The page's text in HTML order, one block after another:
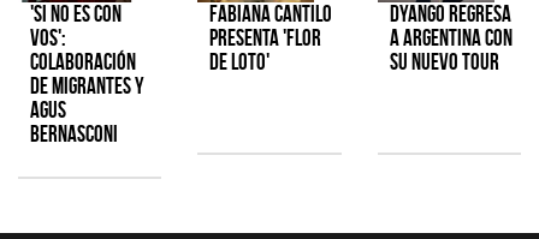
'Si No Es Con
Vos':
colaboración
de Migrantes y
Agus
Bernasconi
Fabiana Cantilo
presenta 'Flor
de Loto'
Dyango regresa
a Argentina con
su nuevo tour